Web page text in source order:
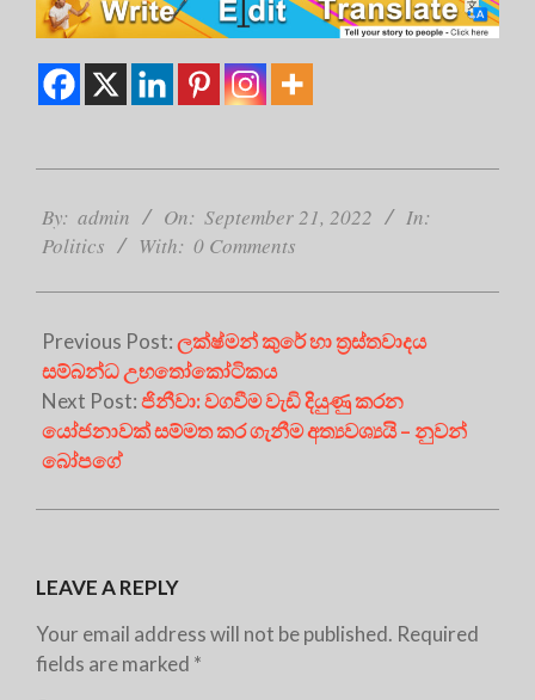
09-
21
By: admin On: September 21, 2022
In:
Politics
With: 0 Comments
Previous Post:ලක්ෂ්මන් කුරේ හා ත්‍රස්තවාදය
සම්බන්ධ උභතෝකෝටිකය
Next Post:ජිනීවා: වගවීම වැඩි දියුණු කරන
යෝජනාවක් සම්මත කර ගැනීම අත්‍යවශ්‍යයි – නුවන්
බෝපගේ
LEAVE A REPLY
Your email address will not be published. Required
fields are marked *